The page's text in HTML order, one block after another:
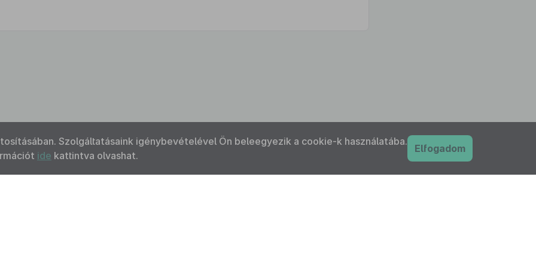
Szolgáltatásaink igénybevételével Ön beleegyezik a cookie-k használatába.
ide kattintva olvashat.
Elfogadom